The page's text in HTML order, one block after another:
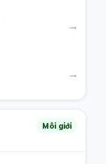
→
→
Môi giới